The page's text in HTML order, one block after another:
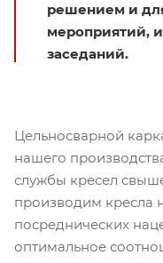
решением и
мероприятий,
заседаний.
Цельносварной
нашего
службы кресел
производим кресла
посреднических
оптимальное